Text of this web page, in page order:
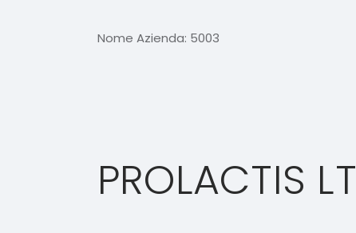
Nome Azienda: 5003
PROLACTIS LT